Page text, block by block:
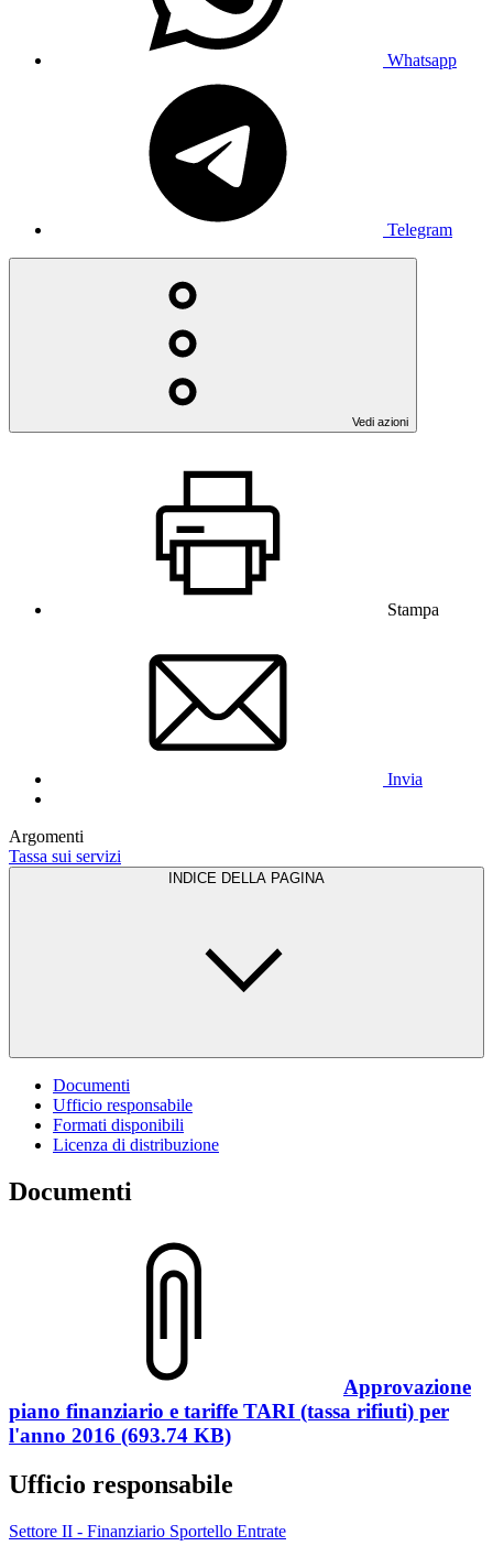
Whatsapp
Telegram
Vedi azioni
Stampa
Invia
Argomenti
Tassa sui servizi
INDICE DELLA PAGINA
Documenti
Ufficio responsabile
Formati disponibili
Licenza di distribuzione
Documenti
Approvazione
piano finanziario e tariffe TARI (tassa rifiuti) per
l'anno 2016 (693.74 KB)
Ufficio responsabile
Settore II - Finanziario Sportello Entrate